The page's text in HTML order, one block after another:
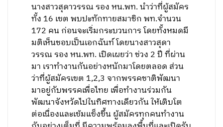
นางสาวสุดาวรรณ รอง หน.พท. นำว่าที่ผู้สมัคร
ทั้ง 16 เขต พบปะทักทายสมาชิก พท.จำนวน
172 คน ก่อนจะเริ่มกระบวนการ โดยทั้งหมดมี
มติเห็นชอบเป็นเอกฉันท์ โดยนางสาวสุดา
วรรณ รอง หน.พท. เปิดเผยว่า ช่วง 2 ปี ที่ผ่าน
มา เราทำงานกันอย่างหนักมาโดยตลอด ส่วน
ว่าที่ผู้สมัครเขต 1,2,3 จากพรรคชาติพัฒนา
มาอยู่กับพรรคเพื่อไทย เพื่อทำงานร่วมกัน
พัฒนาจังหวัดไปในทิศทางเดียวกัน ให้เติบโต
ต่อเนื่องและเข้มแข็งขึ้น ผู้สมัครทุกคนทำงาน